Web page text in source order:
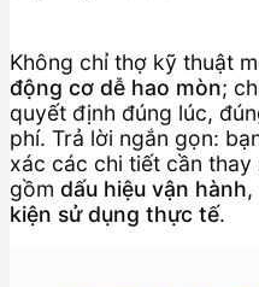
Không chỉ thợ kỹ thuật
động cơ dễ hao mòn;
quyết định đúng lúc,
phí. Trả lời ngắn gọn:
xác các chi tiết cần
gồm dấu hiệu vận hành,
kiện sử dụng thực tế.